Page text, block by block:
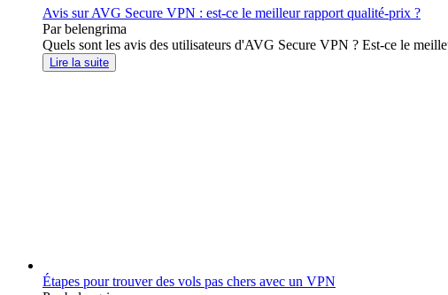
Avis sur AVG Secure VPN : est-ce le meilleur rapport qualité-prix ?
Par belengrima
Quels sont les avis des utilisateurs d'AVG Secure VPN ? Est-ce le
Lire la suite
Étapes pour trouver des vols pas chers avec un VPN